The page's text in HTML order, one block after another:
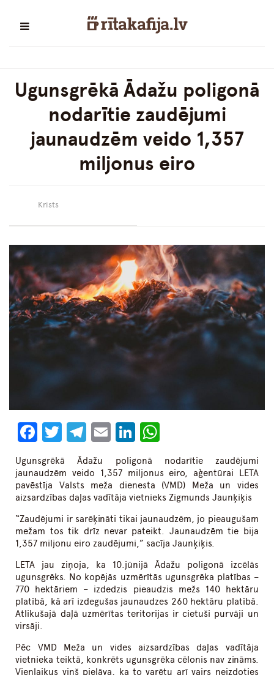
Ugunsgrēkā Ādažu poligonā
nodarītie zaudējumi
jaunaudzēm veido 1,357
miljonus eiro
Krists
Facebook
Twitter
Telegram
EmailLinkedIn
Ugunsgrēkā Ādažu poligonā nodarītie zaudējumi
jaunaudzēm veido 1,357 miljonus eiro, aģentūrai LETA
pavēstīja Valsts meža dienesta (VMD) Meža un vides
aizsardzības daļas vadītāja vietnieks Zigmunds Jaunķiķis
“Zaudējumi ir sarēķināti tikai jaunaudzēm, jo pieaugušam
mežam tos tik drīz nevar pateikt. Jaunaudzēm tie bija
1,357 miljonu eiro zaudējumi,” sacīja Jaunķiķis.
LETA jau ziņoja, ka 10.jūnijā Ādažu poligonā izcēlās
ugunsgrēks. No kopējās uzmērītās ugunsgrēka platības –
770 hektāriem – izdedzis pieaudzis mežs 140 hektāru
platībā, kā arī izdegušas jaunaudzes 260 hektāru platībā.
Atlikušajā daļā uzmērītas teritorijas ir cietuši purvāji un
virsāji.
Pēc VMD Meža un vides aizsardzības daļas vadītāja
vietnieka teiktā, konkrēts ugunsgrēka cēlonis nav zināms.
Vienlaikus viņš pieļāva, ka to varētu arī vairs neizdoties